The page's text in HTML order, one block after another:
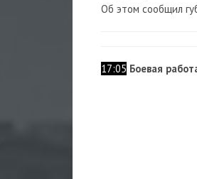
Об этом сообщил
17:05 Боевая